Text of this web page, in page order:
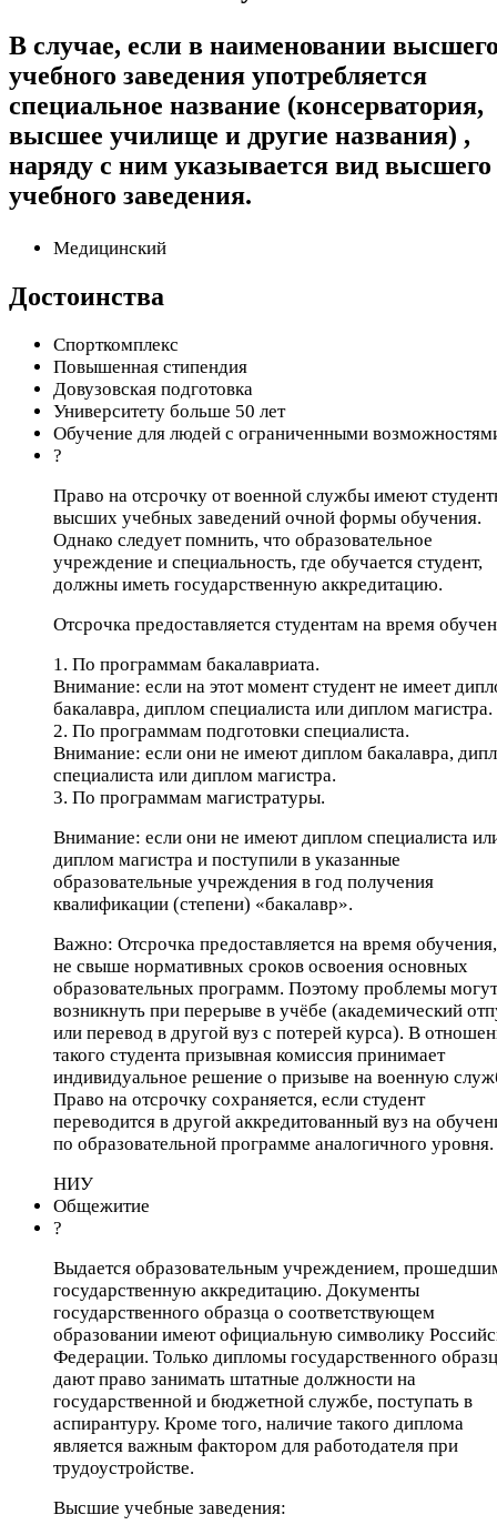
В случае, если в наименовании
учебного заведения употребляется
специальное название (консерватория,
высшее училище и другие названия) ,
наряду с ним указывается вид высшего
учебного заведения.
Медицинский
Достоинства
Спорткомплекс
Повышенная стипендия
Довузовская подготовка
Университету больше 50 лет
Обучение для людей с ограниченными
?
Право на отсрочку от военной службы имеют
высших учебных заведений очной формы обучения.
Однако следует помнить, что образовательное
учреждение и специальность, где обучается студент,
должны иметь государственную аккредитацию.
Отсрочка предоставляется студентам на время
1. По программам бакалавриата.
Внимание: если на этот момент студент не имеет
бакалавра, диплом специалиста или диплом магистра.
2. По программам подготовки специалиста.
Внимание: если они не имеют диплом бакалавра,
специалиста или диплом магистра.
3. По программам магистратуры.
Внимание: если они не имеют диплом специалиста
диплом магистра и поступили в указанные
образовательные учреждения в год получения
квалификации (степени) «бакалавр».
Важно: Отсрочка предоставляется на время
не свыше нормативных сроков освоения основных
образовательных программ. Поэтому проблемы могут
возникнуть при перерыве в учёбе (академический
или перевод в другой вуз с потерей курса). В
такого студента призывная комиссия принимает
индивидуальное решение о призыве на военную
Право на отсрочку сохраняется, если студент
переводится в другой аккредитованный вуз на
по образовательной программе аналогичного уровня.
НИУ
Общежитие
?
Выдается образовательным учреждением,
государственную аккредитацию. Документы
государственного образца о соответствующем
образовании имеют официальную символику
Федерации. Только дипломы государственного
дают право занимать штатные должности на
государственной и бюджетной службе, поступать в
аспирантуру. Кроме того, наличие такого диплома
является важным фактором для работодателя при
трудоустройстве.
Высшие учебные заведения: